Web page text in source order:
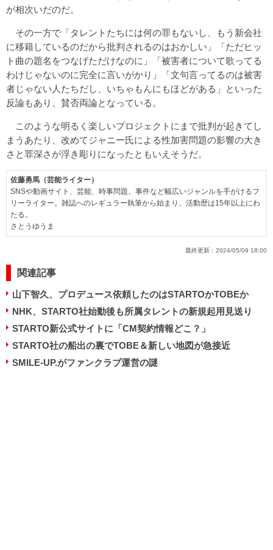
が相次いだのだ。
その一方で「タレントたちには何の罪もないし、もう新会社
に移籍しているのだから批判されるのはおかしい」「ただヒッ
ト曲の題名をつなげただけなのに」「被害者について歌ってる
わけじゃないのに完全に言いがかり」「文句言ってるのは被害
者じゃない人たちだし、いちゃもんにもほどがある」といった
反論もあり、賛否両論となっている。
このような明るく楽しいプロジェクトにまで批判が起きてし
まうあたり、改めてジャニー氏による性加害問題の影響の大き
さと罪深さが浮き彫りになったともいえそうだ。
佐藤勇馬（芸能ライター）
SNSや動画サイト、芸能、時事問題、事件など幅広いジャンルを手がけるフ
リーライター。雑誌へのレギュラー執筆から始まり、活動歴は15年以上にわ
たる。
さとうゆうま
最終更新： 2024/05/09 18:00
関連記事
山下智久、プロデュース依頼したのはSTARTOかTOBEか
NHK、STARTO社始動後も所属タレントの新規起用見送り
STARTO新公式サイトに「CM契約情報どこ？」
STARTO社の船出の裏でTOBE＆新しい地図が急接近
SMILE-UP.がファンクラブ運営の謎